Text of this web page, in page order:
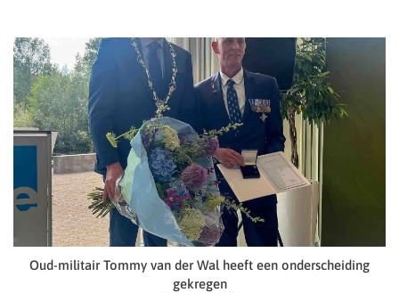
Oud-militair Tommy van der Wal heeft een onderscheiding
gekregen